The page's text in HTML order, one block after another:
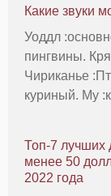
Какие звуки
Уоддл
пингвины. Кряканье :Звук, похожий на утиный.
Чириканье :Птичий звук.
куриный. Му :коровий звук. Хрю :Звук, похожий на
Труба :
Топ-7 лучших
менее 50
2022 года